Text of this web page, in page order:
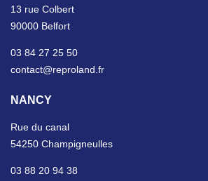
13 rue Colbert
90000 Belfort
03 84 27 25 50
contact@reproland.fr
NANCY
Rue du canal
54250 Champigneulles
03 88 20 94 38